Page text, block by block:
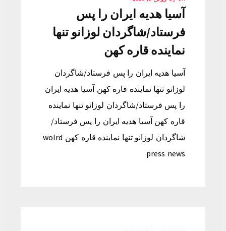
آسیا هدیه ایران را پس
فرستاد/شاگردان لوزانو تنها
نماینده قاره کهن
آسیا هدیه ایران را پس فرستاد/شاگردان
لوزانو تنها نماینده قاره کهن آسیا هدیه ایران
را پس فرستاد/شاگردان لوزانو تنها نماینده
قاره کهن آسیا هدیه ایران را پس فرستاد/
شاگردان لوزانو تنها نماینده قاره کهن wolrd
press news